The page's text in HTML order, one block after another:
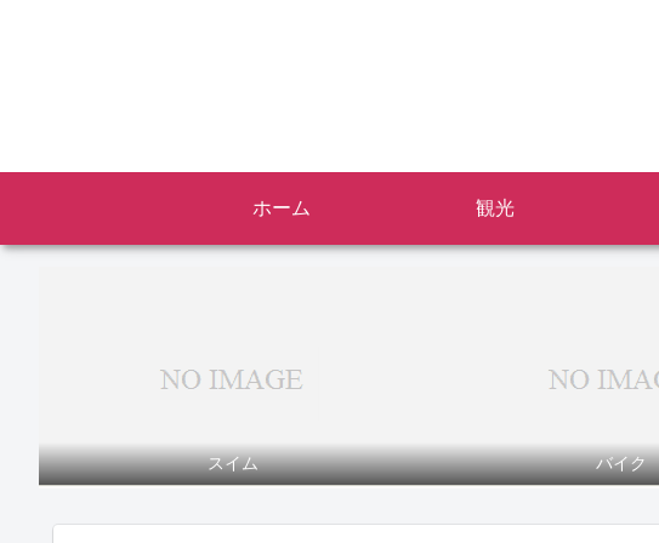
ホーム 観光
スイム バイク